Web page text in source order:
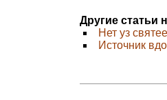
Другие статьи
Нет уз
Источник